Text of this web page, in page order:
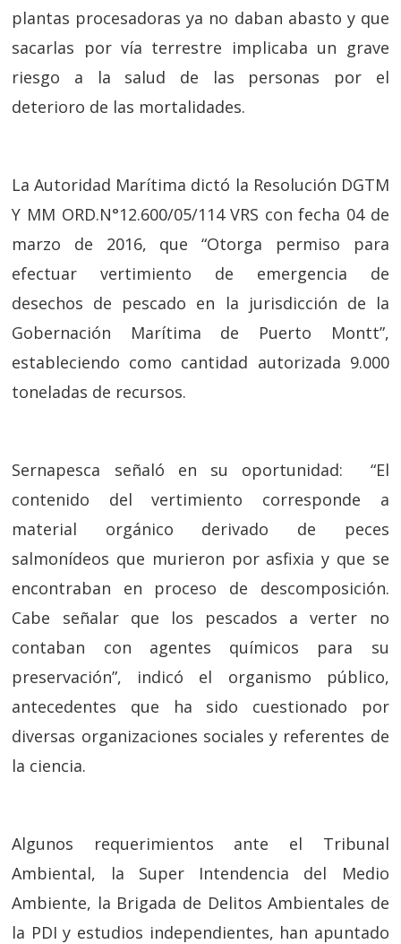
plantas procesadoras ya no daban abasto y que
sacarlas por vía terrestre implicaba un grave
riesgo a la salud de las personas por el
deterioro de las mortalidades.
La Autoridad Marítima dictó la Resolución DGTM
Y MM ORD.N°12.600/05/114 VRS con fecha 04 de
marzo de 2016, que “Otorga permiso para
efectuar vertimiento de emergencia de
desechos de pescado en la jurisdicción de la
Gobernación Marítima de Puerto Montt”,
estableciendo como cantidad autorizada 9.000
toneladas de recursos.
Sernapesca señaló en su oportunidad: “El
contenido del vertimiento corresponde a
material orgánico derivado de peces
salmonídeos que murieron por asfixia y que se
encontraban en proceso de descomposición.
Cabe señalar que los pescados a verter no
contaban con agentes químicos para su
preservación”, indicó el organismo público,
antecedentes que ha sido cuestionado por
diversas organizaciones sociales y referentes de
la ciencia.
Algunos requerimientos ante el Tribunal
Ambiental, la Super Intendencia del Medio
Ambiente, la Brigada de Delitos Ambientales de
la PDI y estudios independientes, han apuntado